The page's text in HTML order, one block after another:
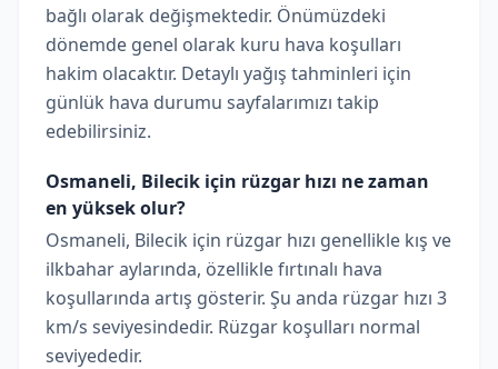
bağlı olarak değişmektedir. Önümüzdeki
dönemde genel olarak kuru hava koşulları
hakim olacaktır. Detaylı yağış tahminleri için
günlük hava durumu sayfalarımızı takip
edebilirsiniz.
Osmaneli, Bilecik için rüzgar hızı ne zaman
en yüksek olur?
Osmaneli, Bilecik için rüzgar hızı genellikle kış ve
ilkbahar aylarında, özellikle fırtınalı hava
koşullarında artış gösterir. Şu anda rüzgar hızı 3
km/s seviyesindedir. Rüzgar koşulları normal
seviyededir.